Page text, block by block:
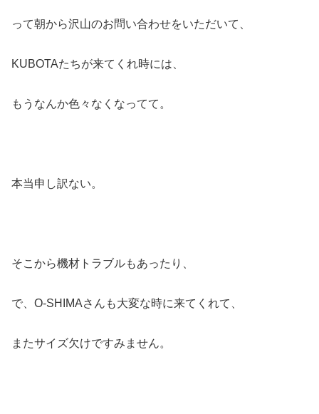
って朝から沢山のお問い合わせをいただいて、
KUBOTAたちが来てくれ時には、
もうなんか色々なくなってて。
本当申し訳ない。
そこから機材トラブルもあったり、
で、O-SHIMAさんも大変な時に来てくれて、
またサイズ欠けですみません。